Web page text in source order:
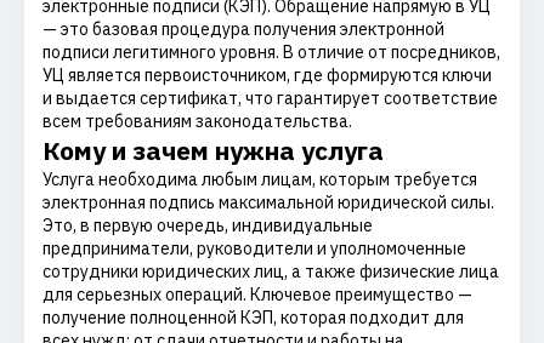
электронные подписи (КЭП). Обращение напрямую в УЦ
— это базовая процедура получения электронной
подписи легитимного уровня. В отличие от посредников,
УЦ является первоисточником, где формируются ключи
и выдается сертификат, что гарантирует соответствие
всем требованиям законодательства.
Кому и зачем нужна услуга
Услуга необходима любым лицам, которым требуется
электронная подпись максимальной юридической силы.
Это, в первую очередь, индивидуальные
предприниматели, руководители и уполномоченные
сотрудники юридических лиц, а также физические лица
для серьезных операций. Ключевое преимущество —
получение полноценной КЭП, которая подходит для